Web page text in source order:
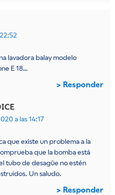
lavadora balay modelo
E 18…
Responder
a las 14:17
que existe un problema a la
que la bomba está
tubo de desagüe no estén
Un saludo.
Responder